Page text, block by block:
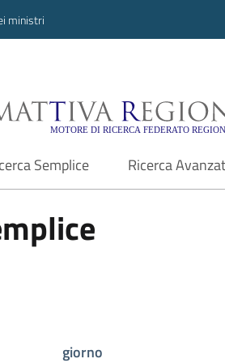
ministri
Regioni
Semplice Ricerca
giorno